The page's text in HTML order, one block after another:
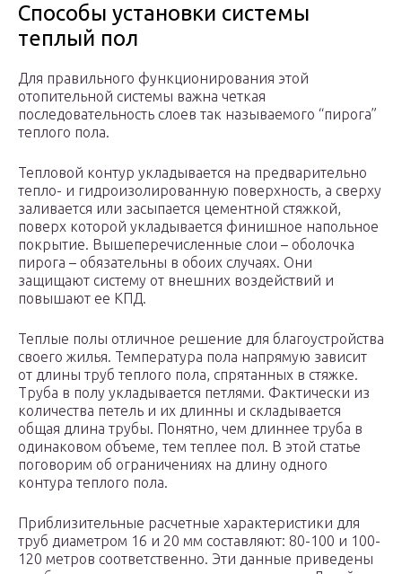
Способы установки системы
теплый пол
Для правильного функционирования этой
отопительной системы важна четкая
последовательность слоев так называемого “пирога”
теплого пола.
Тепловой контур укладывается на предварительно
тепло- и гидроизолированную поверхность, а сверху
заливается или засыпается цементной стяжкой,
поверх которой укладывается финишное напольное
покрытие. Вышеперечисленные слои – оболочка
пирога – обязательны в обоих случаях. Они
защищают систему от внешних воздействий и
повышают ее КПД.
Теплые полы отличное решение для благоустройства
своего жилья. Температура пола напрямую зависит
от длины труб теплого пола, спрятанных в стяжке.
Труба в полу укладывается петлями. Фактически из
количества петель и их длинны и складывается
общая длина трубы. Понятно, чем длиннее труба в
одинаковом объеме, тем теплее пол. В этой статье
поговорим об ограничениях на длину одного
контура теплого пола.
Приблизительные расчетные характеристики для
труб диаметром 16 и 20 мм составляют: 80-100 и 100-
120 метров соответственно. Эти данные приведены